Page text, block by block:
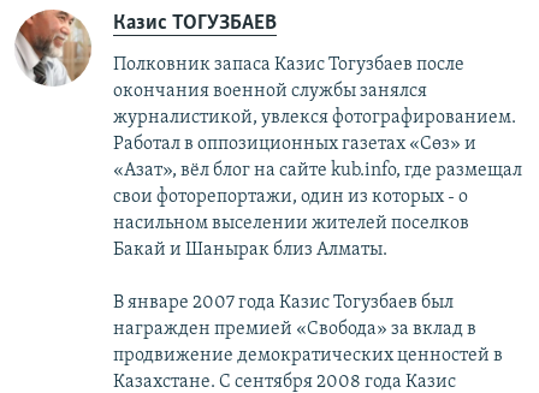
Казис ТОГУЗБАЕВ
Полковник запаса Казис Тогузбаев после
окончания военной службы занялся
журналистикой, увлекся фотографированием.
Работал в оппозиционных газетах «Сөз» и
«Азат», вёл блог на сайте kub.info, где размещал
свои фоторепортажи, один из которых - о
насильном выселении жителей поселков
Бакай и Шанырак близ Алматы.
В январе 2007 года Казис Тогузбаев был
награжден премией «Свобода» за вклад в
продвижение демократических ценностей в
Казахстане. С сентября 2008 года Казис